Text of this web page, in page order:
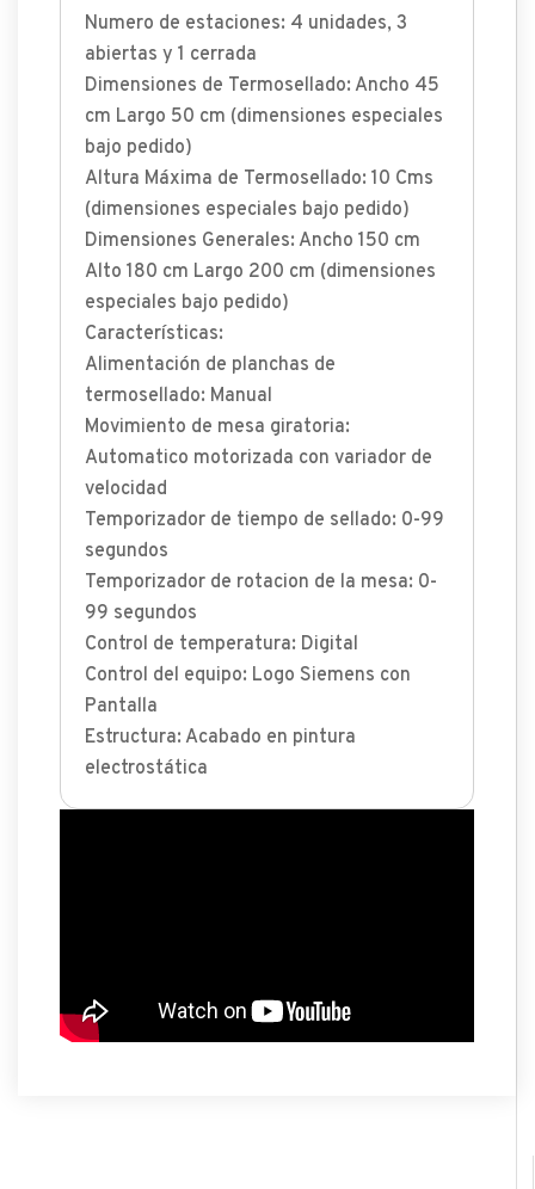
Numero de estaciones: 4 unidades, 3
abiertas y 1 cerrada
Dimensiones de Termosellado: Ancho 45
cm Largo 50 cm (dimensiones especiales
bajo pedido)
Altura Máxima de Termosellado: 10 Cms
(dimensiones especiales bajo pedido)
Dimensiones Generales: Ancho 150 cm
Alto 180 cm Largo 200 cm (dimensiones
especiales bajo pedido)
Características:
Alimentación de planchas de
termosellado: Manual
Movimiento de mesa giratoria:
Automatico motorizada con variador de
velocidad
Temporizador de tiempo de sellado: 0-99
segundos
Temporizador de rotacion de la mesa: 0-
99 segundos
Control de temperatura: Digital
Control del equipo: Logo Siemens con
Pantalla
Estructura: Acabado en pintura
electrostática